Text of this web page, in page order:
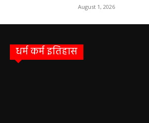
August 1, 2026
धर्म कर्म इतिहास